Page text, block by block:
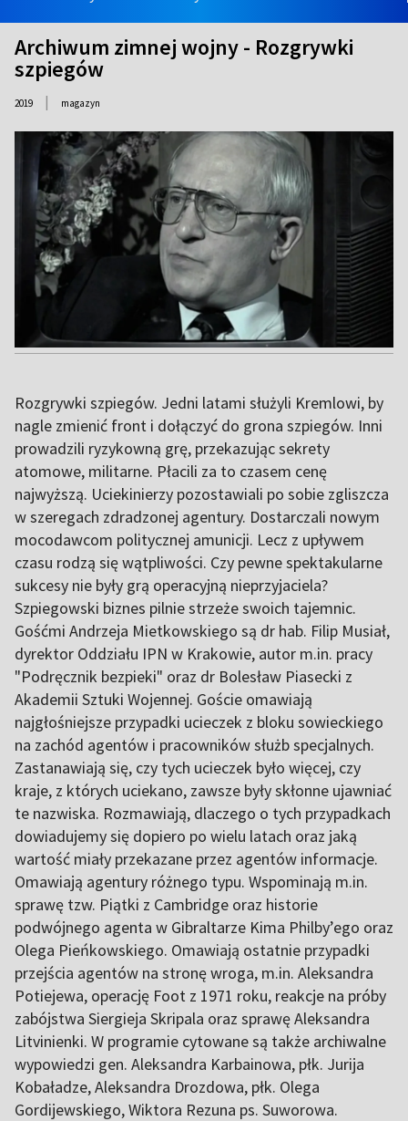
Archiwum zimnej wojny - Rozgrywki
szpiegów
2019 | magazyn
Rozgrywki szpiegów. Jedni latami służyli Kremlowi, by
nagle zmienić front i dołączyć do grona szpiegów. Inni
prowadzili ryzykowną grę, przekazując sekrety
atomowe, militarne. Płacili za to czasem cenę
najwyższą. Uciekinierzy pozostawiali po sobie zgliszcza
w szeregach zdradzonej agentury. Dostarczali nowym
mocodawcom politycznej amunicji. Lecz z upływem
czasu rodzą się wątpliwości. Czy pewne spektakularne
sukcesy nie były grą operacyjną nieprzyjaciela?
Szpiegowski biznes pilnie strzeże swoich tajemnic.
Gośćmi Andrzeja Mietkowskiego są dr hab. Filip Musiał,
dyrektor Oddziału IPN w Krakowie, autor m.in. pracy
"Podręcznik bezpieki" oraz dr Bolesław Piasecki z
Akademii Sztuki Wojennej. Goście omawiają
najgłośniejsze przypadki ucieczek z bloku sowieckiego
na zachód agentów i pracowników służb specjalnych.
Zastanawiają się, czy tych ucieczek było więcej, czy
kraje, z których uciekano, zawsze były skłonne ujawniać
te nazwiska. Rozmawiają, dlaczego o tych przypadkach
dowiadujemy się dopiero po wielu latach oraz jaką
wartość miały przekazane przez agentów informacje.
Omawiają agentury różnego typu. Wspominają m.in.
sprawę tzw. Piątki z Cambridge oraz historie
podwójnego agenta w Gibraltarze Kima Philby’ego oraz
Olega Pieńkowskiego. Omawiają ostatnie przypadki
przejścia agentów na stronę wroga, m.in. Aleksandra
Potiejewa, operację Foot z 1971 roku, reakcje na próby
zabójstwa Siergieja Skripala oraz sprawę Aleksandra
Litvinienki. W programie cytowane są także archiwalne
wypowiedzi gen. Aleksandra Karbainowa, płk. Jurija
Kobaładze, Aleksandra Drozdowa, płk. Olega
Gordijewskiego, Wiktora Rezuna ps. Suworowa.